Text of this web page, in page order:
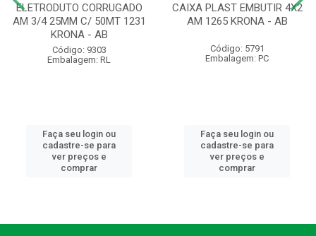
ELETRODUTO CORRUGADO
AM 3/4 25MM C/ 50MT 1231
KRONA - AB
Código: 9303
Embalagem: RL
Faça seu login ou
cadastre-se para
ver preços e
comprar
CAIXA PLAST EMBUTIR 4X2
AM 1265 KRONA - AB
Código: 5791
Embalagem: PC
Faça seu login ou
cadastre-se para
ver preços e
comprar